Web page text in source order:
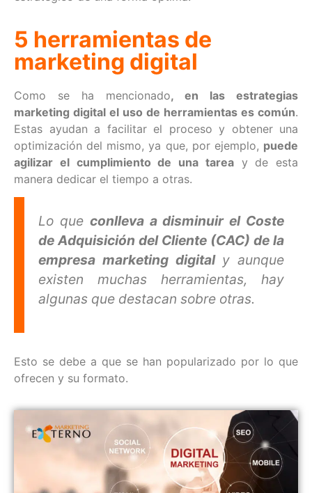
5 herramientas de
marketing digital
Como se ha mencionado, en las estrategias
marketing digital el uso de herramientas es común.
Estas ayudan a facilitar el proceso y obtener una
optimización del mismo, ya que, por ejemplo, puede
agilizar el cumplimiento de una tareay de esta
manera dedicar el tiempo a otras.
Lo que conlleva a disminuir el Coste
de Adquisición del Cliente (CAC) de la
empresa marketing digitaly aunque
existen muchas herramientas, hay
algunas que destacan sobre otras.
Esto se debe a que se han popularizado por lo que
ofrecen y su formato.